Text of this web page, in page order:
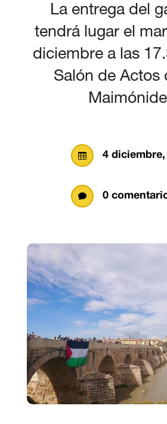
La entrega del
tendrá lugar el
diciembre a las
Salón de Actos
 4 diciembre,
 0